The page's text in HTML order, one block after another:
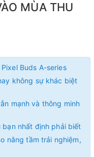
MÙA THU
Buds A-series
không sự khác biệt
mạnh và thông minh
nhất định phải biết
nâng tầm trải nghiệm,